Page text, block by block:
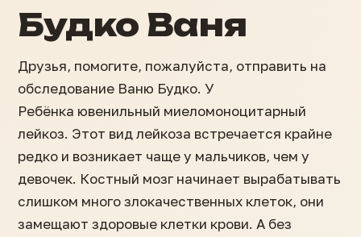
Будко Ваня
Друзья, помогите, пожалуйста, отправить на
обследование Ваню Будко. У
Ребёнка ювенильный миеломоноцитарный
лейкоз. Этот вид лейкоза встречается крайне
редко и возникает чаще у мальчиков, чем у
девочек. Костный мозг начинает вырабатывать
слишком много злокачественных клеток, они
замещают здоровые клетки крови. А без